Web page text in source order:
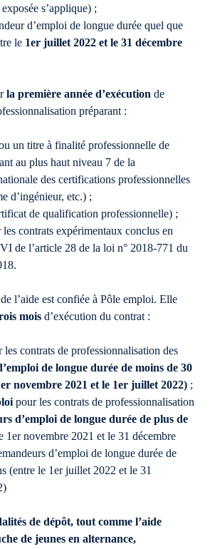
s’applique) ;
d’emploi de longue durée quel que
le 1er juillet 2022 et le 31 décembre
la première année d’exécution de
préparant :
un titre à finalité professionnelle de
au plus haut niveau 7 de la
des certifications professionnelles
d’ingénieur, etc.) ;
de qualification professionnelle) ;
contrats expérimentaux conclus en
de l’article 28 de la loi n° 2018-771 du
l’aide est confiée à Pôle emploi. Elle
mois d’exécution du contrat :
les contrats de professionnalisation des
de longue durée de moins de 30
novembre 2021 et le 1er juillet 2022) ;
pour les contrats de professionnalisation
d’emploi de longue durée de plus de
1er novembre 2021 et le 31 décembre
d’emploi de longue durée de
(entre le 1er juillet 2022 et le 31
de dépôt, tout comme l’aide
de jeunes en alternance,